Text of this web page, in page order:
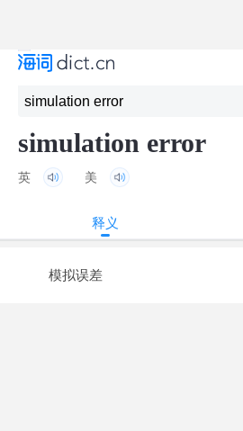
simulation error
英 美
释义
模拟误差